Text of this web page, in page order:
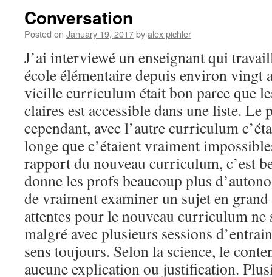
Conversation
Posted on January 19, 2017byalex pichler
J’ai interviewé un enseignant qui
école élémentaire depuis environ vingt
vieille curriculum était bon parce que
claires est accessible dans une liste. Le
cependant, avec l’autre curriculum
longe que c’étaient vraiment
rapport du nouveau curriculum, c’est
donne les profs beaucoup plus
de vraiment examiner un sujet en
attentes pour le nouveau curriculum ne
malgré avec plusieurs sessions
sens toujours. Selon la science, le
aucune explication ou justification.